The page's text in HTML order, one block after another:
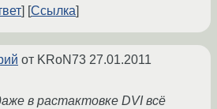
Ссылка
от KRoN73 27.01.2011
в растактовке DVI всё